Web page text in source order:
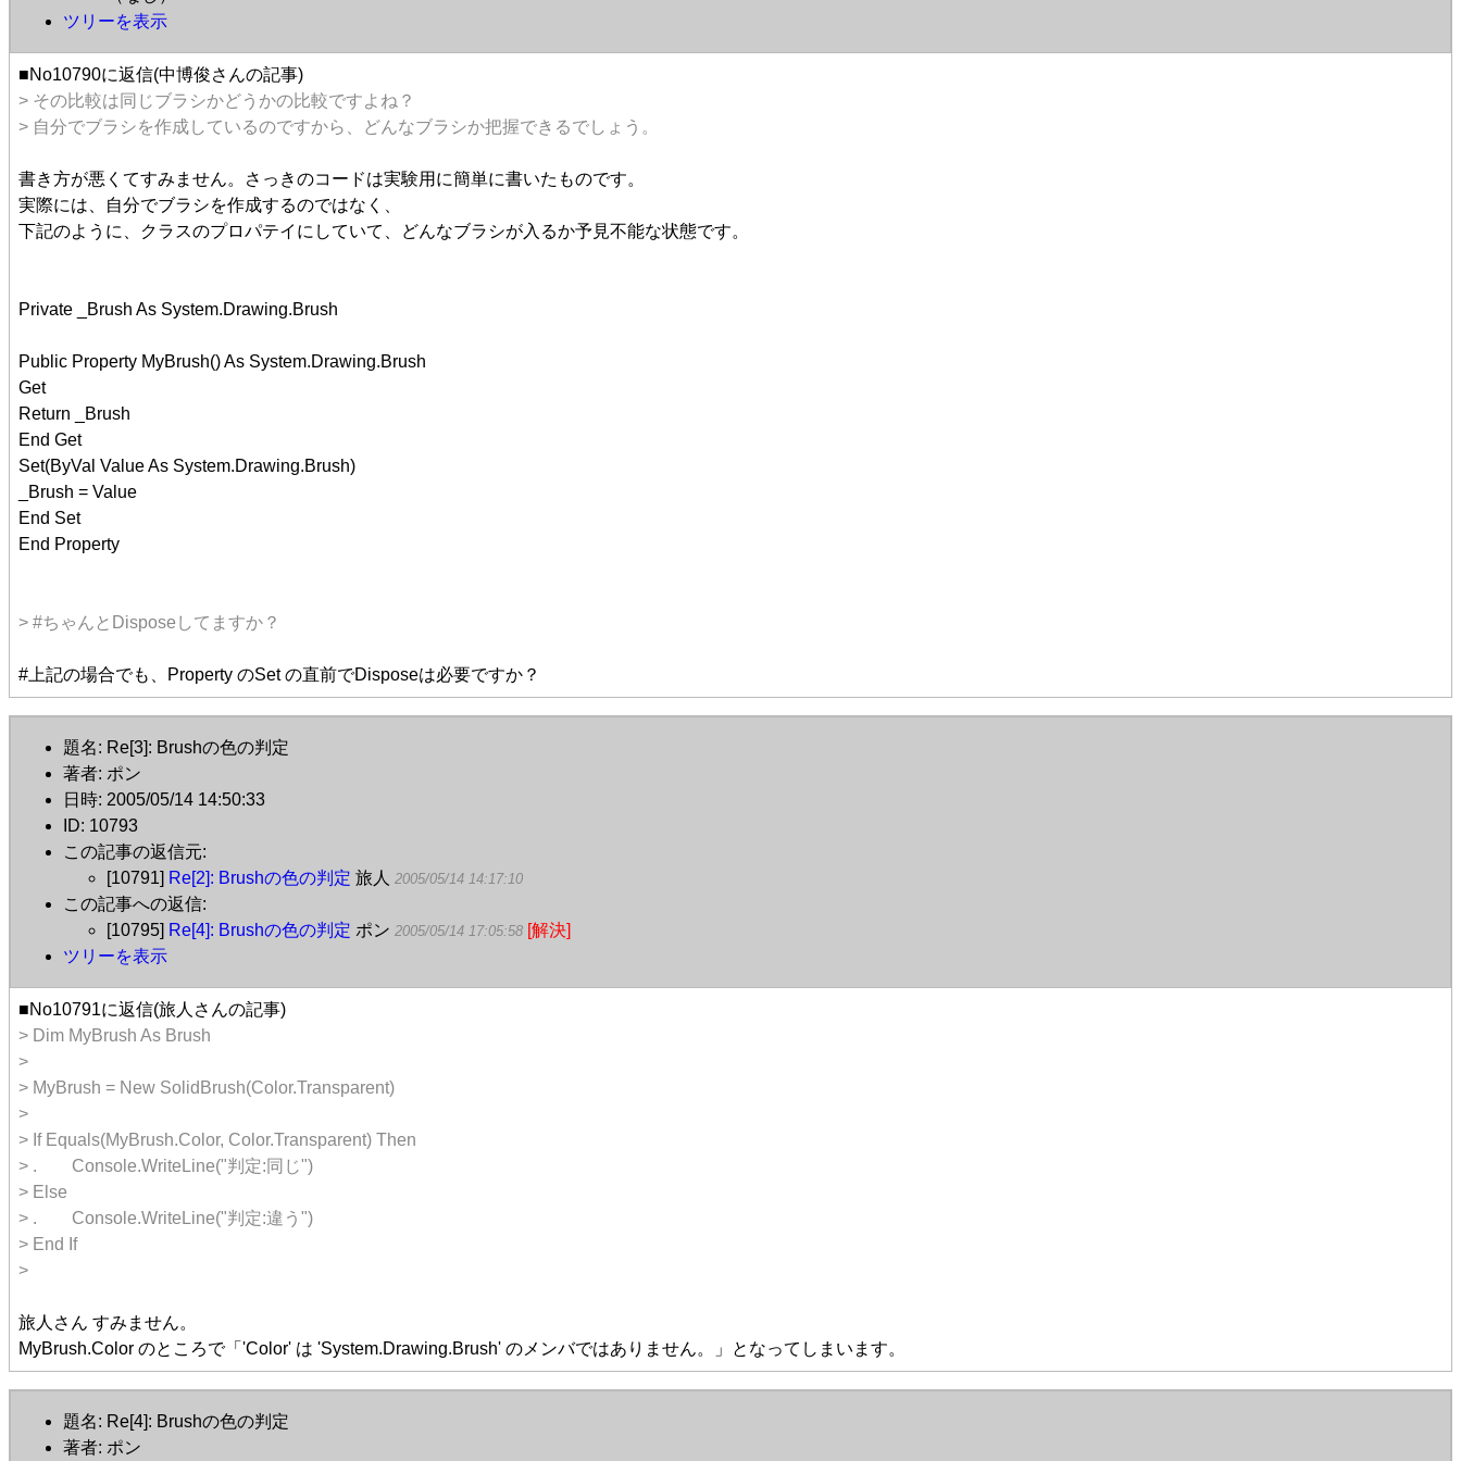
ツリーを表示
■No10790に返信(中博俊さんの記事)
> その比較は同じブラシかどうかの比較ですよね？
> 自分でブラシを作成しているのですから、どんなブラシか把握できるでしょう。
書き方が悪くてすみません。さっきのコードは実験用に簡単に書いたものです。
実際には、自分でブラシを作成するのではなく、
下記のように、クラスのプロパテイにしていて、どんなブラシが入るか予見不能な状態です。
Private _Brush As System.Drawing.Brush
Public Property MyBrush() As System.Drawing.Brush
Get
Return _Brush
End Get
Set(ByVal Value As System.Drawing.Brush)
_Brush = Value
End Set
End Property
> #ちゃんとDisposeしてますか？
#上記の場合でも、Property のSet の直前でDisposeは必要ですか？
題名: Re[3]: Brushの色の判定
著者: ポン
日時: 2005/05/14 14:50:33
ID: 10793
この記事の返信元:
[10791] Re[2]: Brushの色の判定 旅人 2005/05/14 14:17:10
この記事への返信:
[10795] Re[4]: Brushの色の判定 ポン 2005/05/14 17:05:58 [解決]
ツリーを表示
■No10791に返信(旅人さんの記事)
> Dim MyBrush As Brush
>
> MyBrush = New SolidBrush(Color.Transparent)
>
> If Equals(MyBrush.Color, Color.Transparent) Then
> . Console.WriteLine("判定:同じ")
> Else
> . Console.WriteLine("判定:違う")
> End If
>
旅人さん すみません。
MyBrush.Color のところで「'Color' は 'System.Drawing.Brush' のメンバではありません。」となってしまいます。
題名: Re[4]: Brushの色の判定
著者: ポン